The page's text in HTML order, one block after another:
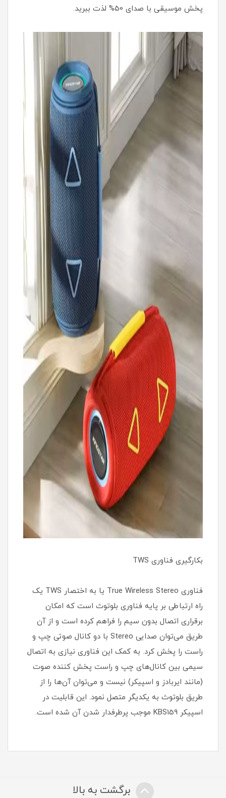
پخش موسیقی با صدای 50% لذت ببرید.
بکارگیری فناوری TWS
فناوری True Wireless Stereo یا به اختصار TWS یک
راه ارتباطی بر پایه فناوری بلوتوث است که امکان
برقراری اتصال بدون سیم را فراهم کرده است و از آن
طریق می‌توان صدایی Stereo با دو کانال صوتی چپ و
راست را پخش کرد. به کمک این فناوری نیازی به اتصال
سیمی بین کانال‌های چپ و راست پخش کننده صوت
(مانند ایربادز و اسپیکر) نیست و می‌توان آن‌ها را از
طریق بلوتوث به یکدیگر متصل نمود. این قابلیت در
اسپیکر KBS159 موجب پرطرفدار شدن آن شده است.
برگشت به بالا